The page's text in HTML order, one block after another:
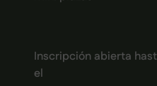
Inscripción abierta
el